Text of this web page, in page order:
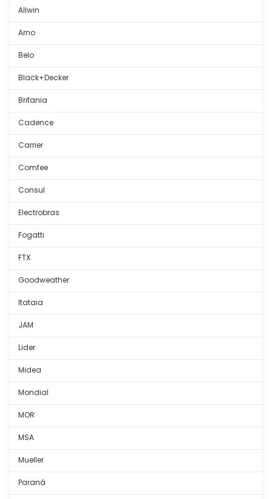
Allwin
Arno
Belo
Black+Decker
Britania
Cadence
Carrier
Comfee
Consul
Electrobras
Fogatti
FTX
Goodweather
Itataia
JAM
Lider
Midea
Mondial
MOR
MSA
Mueller
Paraná